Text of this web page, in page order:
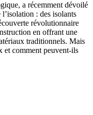
a récemment dévoilé
: des isolants
révolutionnaire
en offrant une
traditionnels. Mais
et comment peuvent-ils